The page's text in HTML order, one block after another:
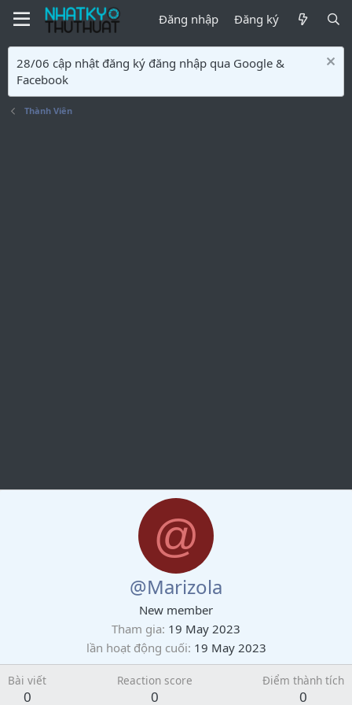
Đăng nhập Đăng ký
28/06 cập nhật đăng ký đăng nhập qua Google &
Facebook
Thành Viên
@
@Marizola
New member
Tham gia 19 May 2023
lần hoạt động cuối 19 May 2023
Bài viết
0
Reaction score
0
Điểm thành tích
0